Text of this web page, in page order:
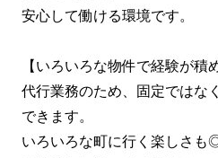
安心して働ける環境です。
【いろいろな物件で経験が積
代行業務のため、固定ではな
できます。
いろいろな町に行く楽しさも